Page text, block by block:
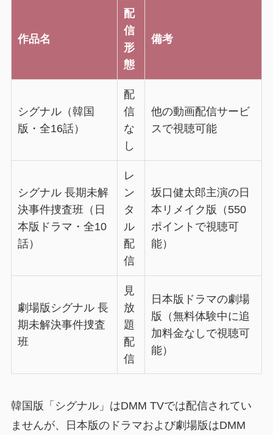
作品名
配
信
形
態
備考
シグナル（韓国
版・全16話）
配
信
な
し
他の動画配信サービ
スで視聴可能
シグナル 長期未解
決事件捜査班（日
本版ドラマ・全10
話）
レ
ン
タ
ル
配
信
坂口健太郎主演の日
本リメイク版（550
ポイントで視聴可
能）
劇場版シグナル 長
期未解決事件捜査
班
見
放
題
配
信
日本版ドラマの劇場
版（無料体験中に追
加料金なしで視聴可
能）
韓国版「シグナル」はDMM TVでは配信されてい
ませんが、日本版のドラマおよび劇場版はDMM